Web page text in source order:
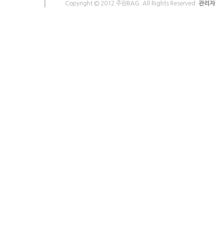
Copyright © 2012 주원BAG. All Rights Reserved. 관리자